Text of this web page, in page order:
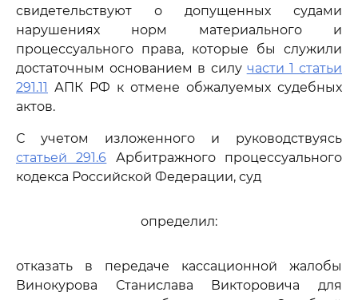
свидетельствуют о допущенных судами
нарушениях норм материального и
процессуального права, которые бы служили
достаточным основанием в силу части 1 статьи
291.11 АПК РФ к отмене обжалуемых судебных
актов.
С учетом изложенного и руководствуясь
статьей 291.6 Арбитражного процессуального
кодекса Российской Федерации, суд
определил:
отказать в передаче кассационной жалобы
Винокурова Станислава Викторовича для